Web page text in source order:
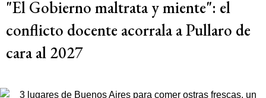
"El Gobierno maltrata y miente": el
conflicto docente acorrala a Pullaro de
cara al 2027